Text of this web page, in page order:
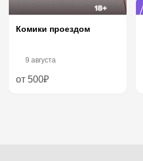
Комики проездом
9 августа
от 500₽